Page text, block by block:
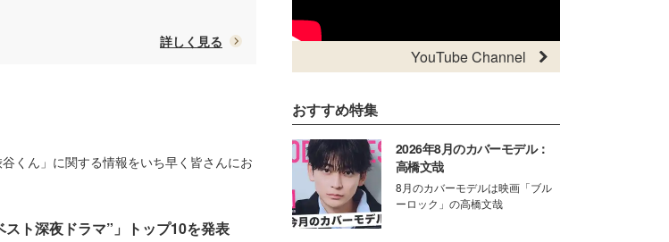
詳しく見る
くん」に関する情報をいち早く皆さんにお
ト深夜ドラマ”」トップ10を発表
YouTube Channel
おすすめ特集
2026年8月のカバーモデル：
高橋文哉
8月のカバーモデルは映画「ブル
ーロック」の高橋文哉